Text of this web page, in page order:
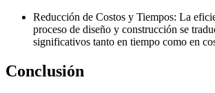
Reducción de Costos y Tiempos: La
proceso de diseño y construcción se
significativos tanto en tiempo como en
Conclusión